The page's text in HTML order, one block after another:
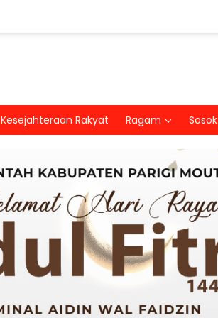
Kesejahteraan Rakyat Ragam Sosok